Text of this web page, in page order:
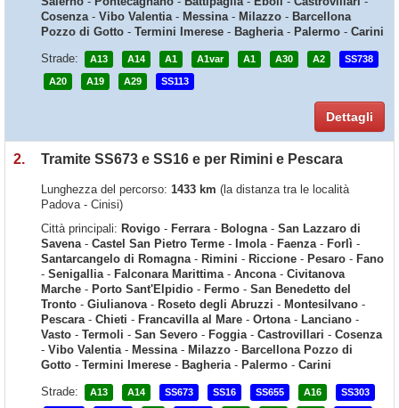
Cosenza- Vibo Valentia- Messina- Milazzo - Barcellona
Pozzo di Gotto - Termini Imerese - Bagheria- Palermo - Carini
Strade:
A13 A14 A1 A1var A1 A30 A2 SS738
A20 A19 A29 SS113
Dettagli
2. Tramite SS673 e SS16 e per Rimini e Pescara
Lunghezza del percorso: 1433 km (la distanza tra le località
Padova - Cinisi)
Città principali: Rovigo - Ferrara- Bologna- San Lazzaro di
Savena- Castel San Pietro Terme - Imola- Faenza- Forlì -
Santarcangelo di Romagna- Rimini - Riccione - Pesaro - Fano
- Senigallia- Falconara Marittima- Ancona- Civitanova
Marche - Porto Sant'Elpidio - Fermo - San Benedetto del
Tronto - Giulianova- Roseto degli Abruzzi - Montesilvano -
Pescara- Chieti - Francavilla al Mare - Ortona- Lanciano -
Vasto - Termoli - San Severo - Foggia- Castrovillari - Cosenza
- Vibo Valentia- Messina- Milazzo - Barcellona Pozzo di
Gotto - Termini Imerese - Bagheria- Palermo - Carini
Strade:
A13 A14 SS673 SS16 SS655 A16 SS303